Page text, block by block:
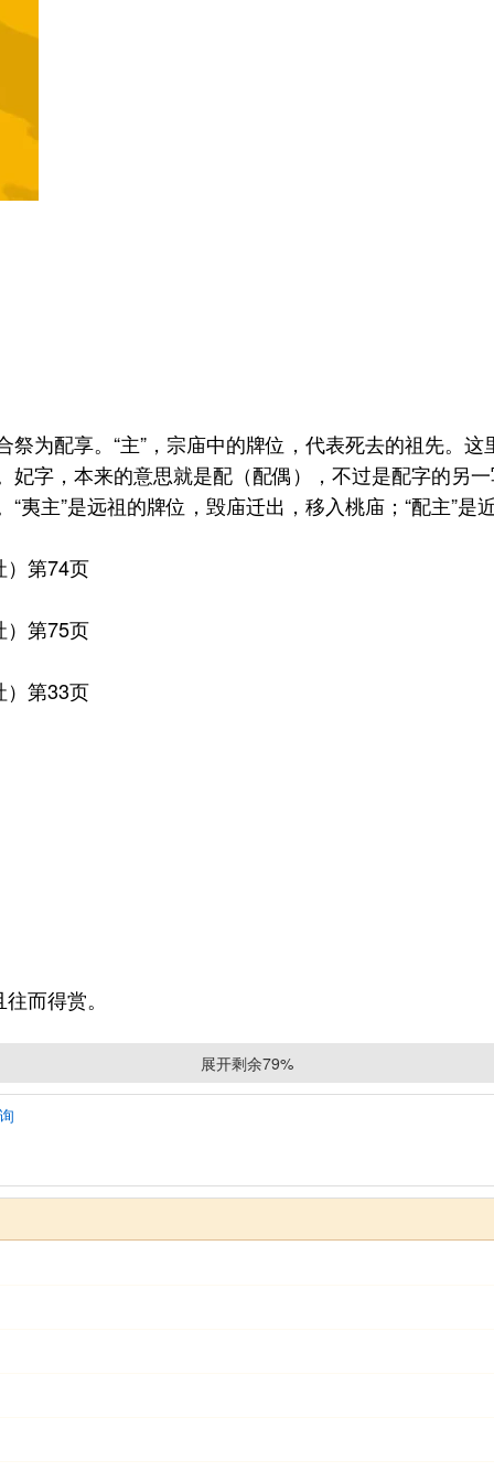
配享。“主”，宗庙中的牌位，代表死去的祖先。
妃字，本来的意思就是配（配偶），不过是配字的另
“夷主”是远祖的牌位，毁庙迁出，移入桃庙；“配主”
第74页
第75页
第33页
而得赏。
。
展开剩余79%